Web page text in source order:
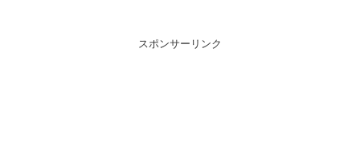
スポンサーリンク